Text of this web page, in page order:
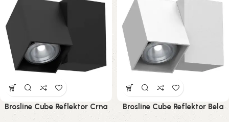
Brosline Cube Reflektor Crna
125 mm
Brosline Cube Reflektor Bela
125 mm